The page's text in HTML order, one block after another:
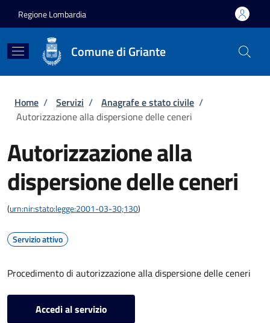
Regione Lombardia
Comune di Griante
Briciole di pane
Home / Servizi / Anagrafe e stato civile /
Autorizzazione alla dispersione delle ceneri
Autorizzazione alla
dispersione delle ceneri
(urn:nir:stato:legge:2001-03-30;130)
Servizio attivo
Procedimento di autorizzazione alla dispersione delle ceneri
Accedi al servizio